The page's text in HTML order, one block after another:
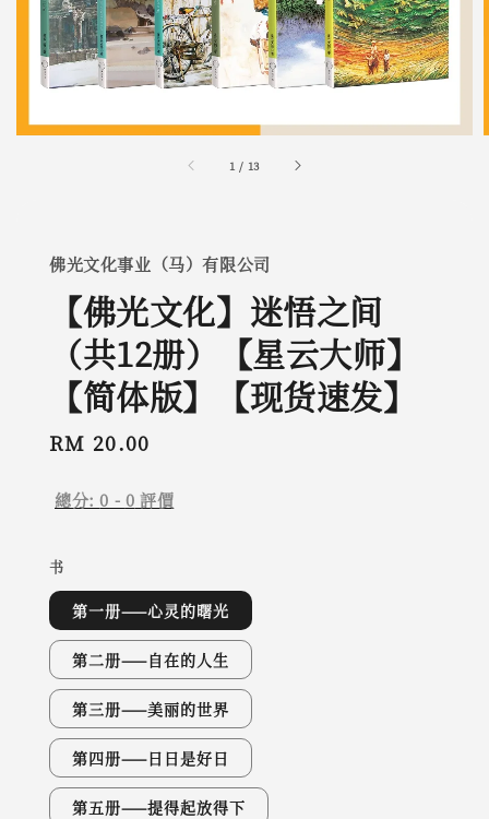
1 / 13
佛光文化事业（马）有限公司
【佛光文化】迷悟之间
（共12册）【星云大师】
【简体版】【现货速发】
Regular
RM 20.00
總分:0 - 0 評價
书
第一册——心灵的曙光
第二册——自在的人生
第三册——美丽的世界
第四册——日日是好日
第五册——提得起放得下